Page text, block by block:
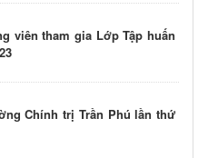
viên tham gia Lớp Tập huấn
Chính trị Trần Phú lần thứ